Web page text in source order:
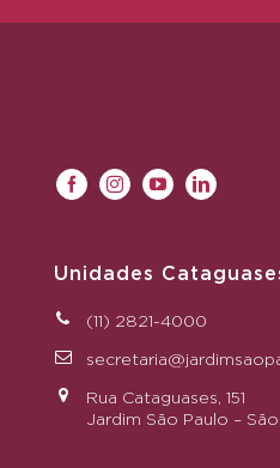
Unidades
(11) 2821-4000
Rua Cataguases, 151
Jardim São Paulo – São